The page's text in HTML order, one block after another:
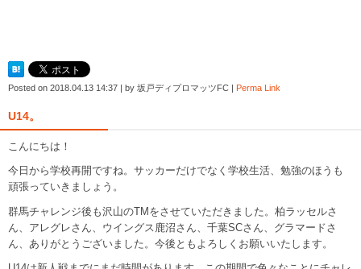
Posted on 2018.04.13 14:37 | by 坂戸ディプロマッツFC | Perma Link
U14。
こんにちは！
今日から学校再開ですね。サッカーだけでなく学校生活、勉強のほうも
頑張っていきましょう。
群馬チャレンジ後も沢山のTMをさせていただきました。柏ラッセルさ
ん、アレグレさん、ウイングス鹿沼さん、千葉SCさん、グラマードさ
ん、ありがとうございました。今後ともよろしくお願いいたします。